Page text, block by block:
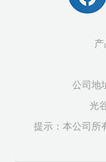
产
公司地
光
提示：本公司所